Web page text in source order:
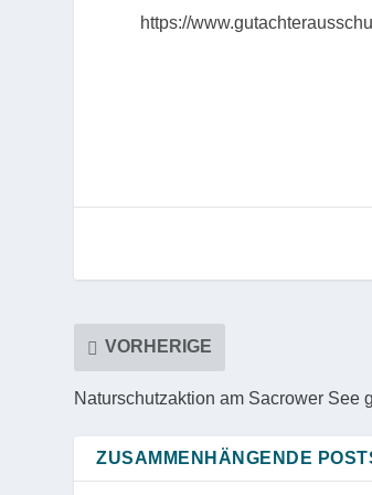
https://
VORHERIGE
Naturschutzaktion am Sacrower See
ZUSAMMENHÄNGENDE